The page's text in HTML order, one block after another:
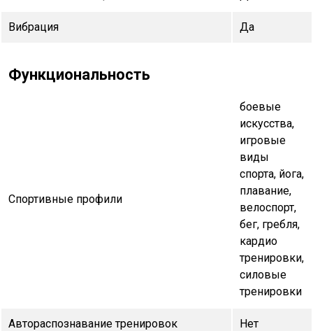
Вибрация Да
Функциональность
Спортивные профили
боевые
искусства,
игровые
виды
спорта, йога,
плавание,
велоспорт,
бег, гребля,
кардио
тренировки,
силовые
тренировки
Автораспознавание тренировок Нет